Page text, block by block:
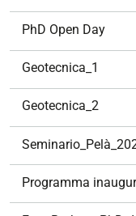
PhD Open Day
Geotecnica_1
Geotecnica_2
Programma